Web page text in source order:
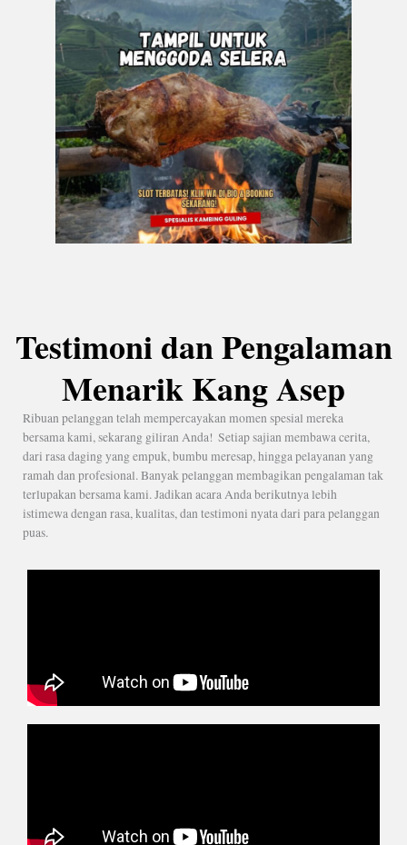
Testimoni dan Pengalaman
Menarik Kang Asep
Ribuan pelanggan telah mempercayakan momen spesial mereka
bersama kami, sekarang giliran Anda! Setiap sajian membawa cerita,
dari rasa daging yang empuk, bumbu meresap, hingga pelayanan yang
ramah dan profesional. Banyak pelanggan membagikan pengalaman tak
terlupakan bersama kami. Jadikan acara Anda berikutnya lebih
istimewa dengan rasa, kualitas, dan testimoni nyata dari para pelanggan
puas.